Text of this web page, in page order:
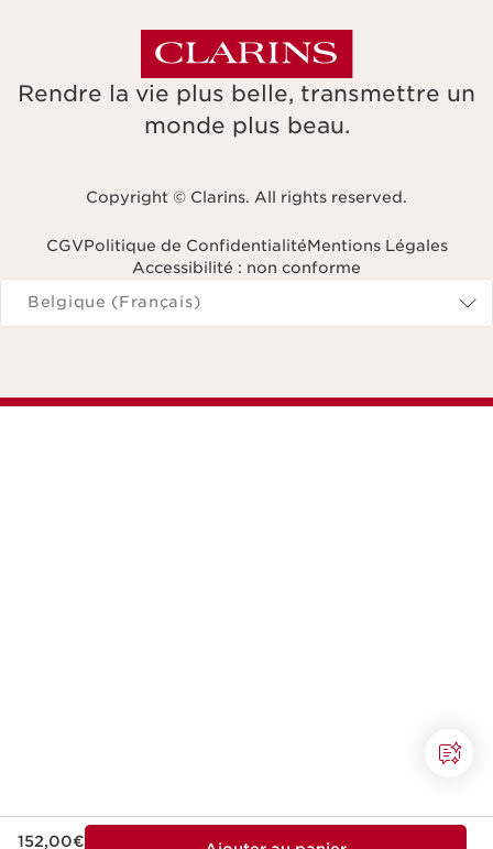
152,00€
Rendre la vie plus belle, transmettre un
monde plus beau.
Copyright © Clarins. All rights reserved.
CGVPolitique de ConfidentialitéMentions Légales
Accessibilité : non conforme
Naviguer vers
Belgique (Français)